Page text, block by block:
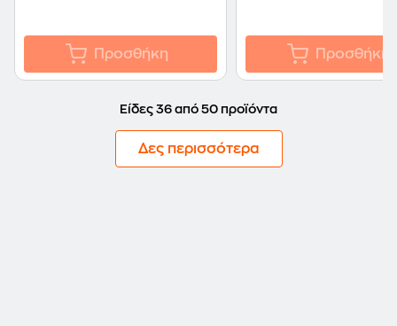
Προσθήκη Προσθήκη
Είδες 36 από 50 προϊόντα
Δες περισσότερα